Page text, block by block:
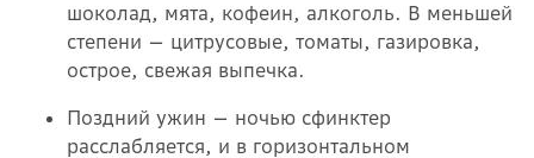
шоколад, мята, кофеин, алкоголь. В меньшей
степени — цитрусовые, томаты, газировка,
острое, свежая выпечка.
Поздний ужин — ночью сфинктер
расслабляется, и в горизонтальном